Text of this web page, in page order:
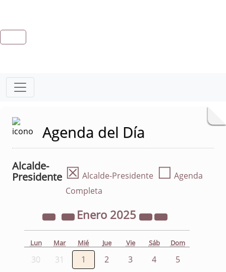
Agenda del Día
Alcalde-
Presidente ☒ Alcalde-Presidente ☐ Agenda
Completa
Enero 2025
Lun Mar Mié Jue Vie Sáb Dom
30 31 1 2 3 4
5